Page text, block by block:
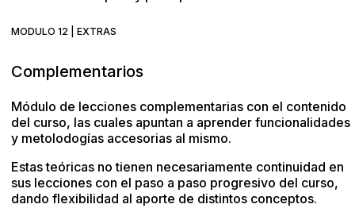
MODULO 12 | EXTRAS
Complementarios
Módulo de lecciones complementarias con el contenido
del curso, las cuales apuntan a aprender funcionalidades
y metolodogías accesorias al mismo.
Estas teóricas no tienen necesariamente continuidad en
sus lecciones con el paso a paso progresivo del curso,
dando flexibilidad al aporte de distintos conceptos.